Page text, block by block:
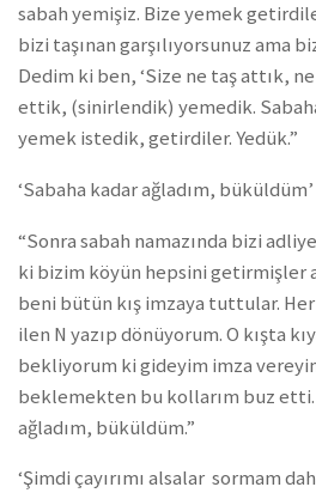
sabah yemişiz. Bize yemek
bizi taşınan garşılıyorsunuz ama
Dedim ki ben, ‘Size ne taş attık,
ettik, (sinirlendik) yemedik.
yemek istedik, getirdiler. Yedük.”
‘Sabaha kadar ağladım, büküldüm’
“Sonra sabah namazında bizi
ki bizim köyün hepsini getirmişler
beni bütün kış imzaya tuttular.
ilen N yazıp dönüyorum. O kışta
bekliyorum ki gideyim imza
beklemekten bu kollarım buz etti.
ağladım, büküldüm.”
‘Şimdi çayırımı alsalar sormam